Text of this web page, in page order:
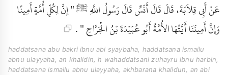
عَنْ أَبِي قِلاَبَةَ، قَالَ قَالَ أَنَسٌ قَالَ رَسُولُ اللَّهِ ﷺ " إِنَّ لِكُلِّ أُمَّةٍ أَمِينًا
وَإِنَّ أَمِينَنَا أَيَّتُهَا الأُمَّةُ أَبُو عُبَيْدَةَ بْنُ الْجَرَّاحِ " .
haddatsana abu bakri ibnu abi syaybaha, haddatsana ismailu
abnu ulayyaha, an khalidin, h wahaddatsani zuhayru ibnu harbin,
haddatsana ismailu abnu ulayyaha, akhbarana khalidun, an abi